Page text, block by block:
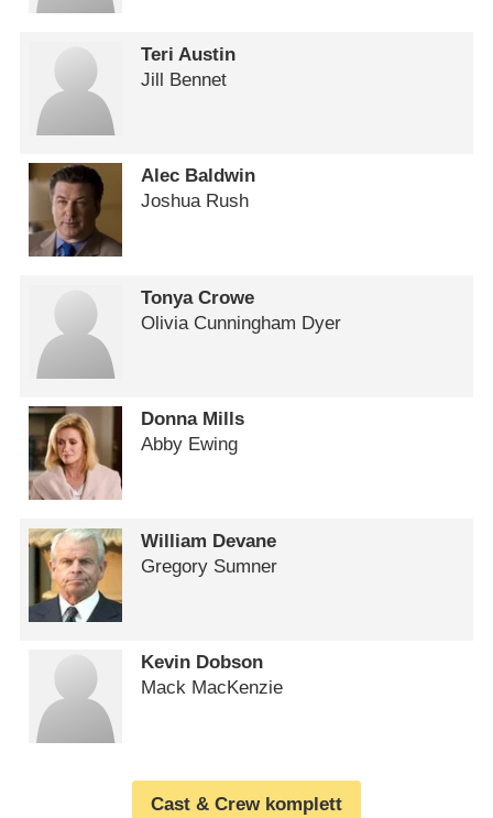
Teri Austin
Jill Bennet
Alec Baldwin
Joshua Rush
Tonya Crowe
Olivia Cunningham Dyer
Donna Mills
Abby Ewing
William Devane
Gregory Sumner
Kevin Dobson
Mack MacKenzie
Cast & Crew komplett